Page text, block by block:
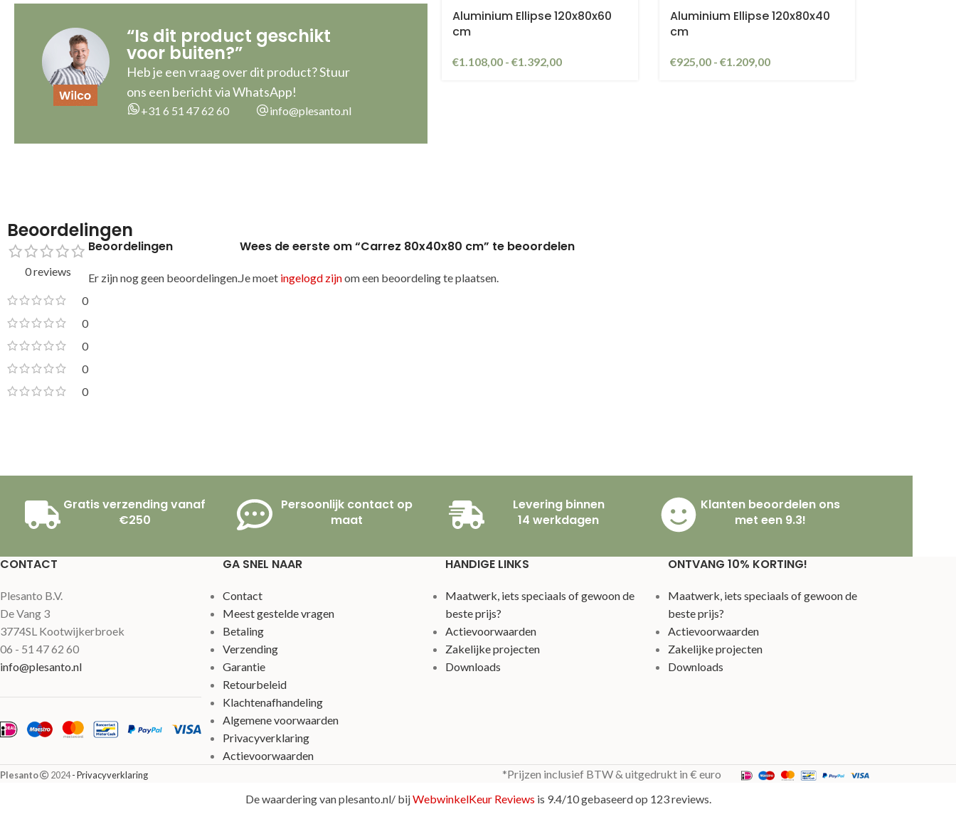
“Is dit product geschikt
voor buiten?”
Heb je een vraag over dit product? Stuur
ons een bericht via WhatsApp!
+31 6 51 47 62 60 info@plesanto.nl
Aluminium Ellipse 120x80x60
cm
€1.108,00 - €1.392,00
Aluminium Ellipse 120x80x40
cm
€925,00 - €1.209,00
Beoordelingen
0 reviews
0
0
0
0
0
Beoordelingen
Er zijn nog geen beoordelingen.
Wees de eerste om “Carrez 80x40x80 cm” te beoordelen
Je moet ingelogd zijnom een beoordeling te plaatsen.
Gratis verzending vanaf
€250
Persoonlijk contact op
maat
Levering binnen
14 werkdagen
Klanten beoordelen ons
met een 9.3!
CONTACT
Plesanto B.V.
De Vang 3
3774SL Kootwijkerbroek
06 - 51 47 62 60
info@plesanto.nl
GA SNEL NAAR
Contact
Meest gestelde vragen
Betaling
Verzending
Garantie
Retourbeleid
Klachtenafhandeling
Algemene voorwaarden
Privacyverklaring
Actievoorwaarden
HANDIGE LINKS
Maatwerk, iets speciaals of gewoon de
beste prijs?
Actievoorwaarden
Zakelijke projecten
Downloads
ONTVANG 10% KORTING!
Maatwerk, iets speciaals of gewoon de
beste prijs?
Actievoorwaarden
Zakelijke projecten
Downloads
Plesanto 2024- Privacyverklaring
*Prijzen inclusief BTW & uitgedrukt in € euro
De waardering van plesanto.nl/ bijWebwinkelKeur Reviews is 9.4/10 gebaseerd op 123 reviews.